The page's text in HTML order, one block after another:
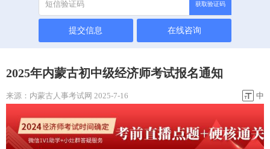
获取验证码
提交信息 在线咨询
2025年内蒙古初中级经济师考试报名通知
来源： 内蒙古人事考试网 2025-7-16 中